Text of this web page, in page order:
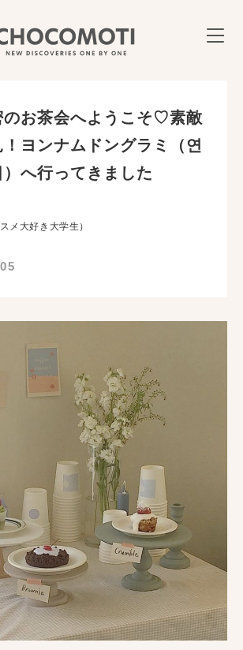
のお茶会へようこそ♡素敵
ヨンナムドングラミ（연
へ行ってきました
スメ大好き大学生）